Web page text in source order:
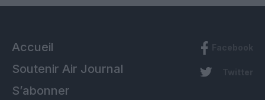
Accueil
Soutenir Air Journal
S’abonner